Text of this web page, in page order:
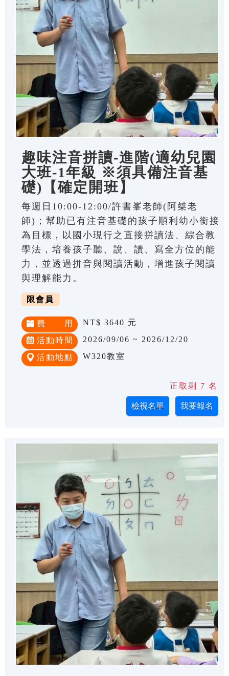
趣味注音拼讀-進階(適幼兒園
大班-1年級 ※須具備注音基
礎)【確定開班】
每週日10:00-12:00/許書峯老師(阿桀老
師)；幫助已有注音基礎的孩子順利幼小銜接
為目標，以國小現行之直接拼讀法、綜合教
學法，培養孩子聽、說、讀、寫全方位的能
力，並透過拼音與閱讀活動，增進孩子閱讀
與理解能力。
限會員
費 用 NT$ 3640 元
活動時間 2026/09/06 ~ 2026/12/20
活動地點 W320教室
正取剩 7 名